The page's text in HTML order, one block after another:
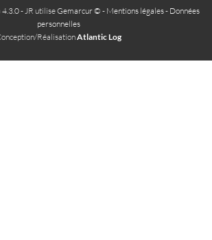
- JR utiliseGemarcur © - Mentions légales- Données
personnelles
RéalisationAtlantic Log